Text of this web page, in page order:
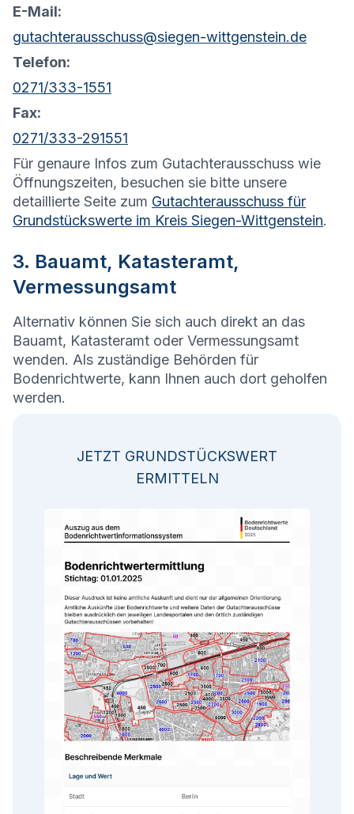
E-Mail:
gutachterausschuss@siegen-wittgenstein.de
Telefon:
0271/333-1551
Fax:
0271/333-291551
Für genaure Infos zum Gutachterausschuss wie
Öffnungszeiten, besuchen sie bitte unsere
detaillierte Seite zum Gutachterausschuss für
Grundstückswerte im Kreis Siegen-Wittgenstein.
3. Bauamt, Katasteramt,
Vermessungsamt
Alternativ können Sie sich auch direkt an das
Bauamt, Katasteramt oder Vermessungsamt
wenden. Als zuständige Behörden für
Bodenrichtwerte, kann Ihnen auch dort geholfen
werden.
JETZT GRUNDSTÜCKSWERT
ERMITTELN